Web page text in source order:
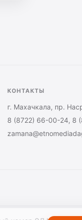
КОНТАКТЫ
г. Махачкала, пр.
8 (8722) 66-00-24, 8